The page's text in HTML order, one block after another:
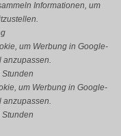
Informationen, um
um Werbung in Google-
anzupassen.
Stunden
um Werbung in Google-
anzupassen.
Stunden